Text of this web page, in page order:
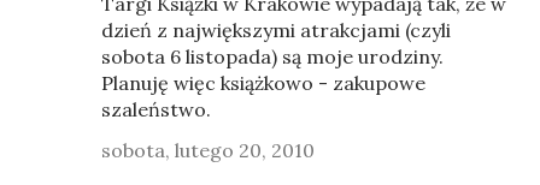
dzień z największymi atrakcjami (czyli
sobota 6 listopada) są moje urodziny.
Planuję więc książkowo - zakupowe
szaleństwo.
sobota, lutego 20, 2010